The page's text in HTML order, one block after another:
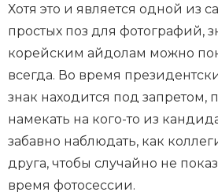
Хотя это и является одной из
простых поз для фотографий,
корейским айдолам можно
всегда. Во время
знак находится под запретом,
намекать на кого-то из
забавно наблюдать, как
друга, чтобы случайно не
время фотосессии.